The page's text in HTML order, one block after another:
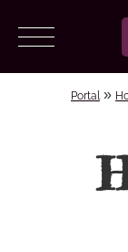
Portal »